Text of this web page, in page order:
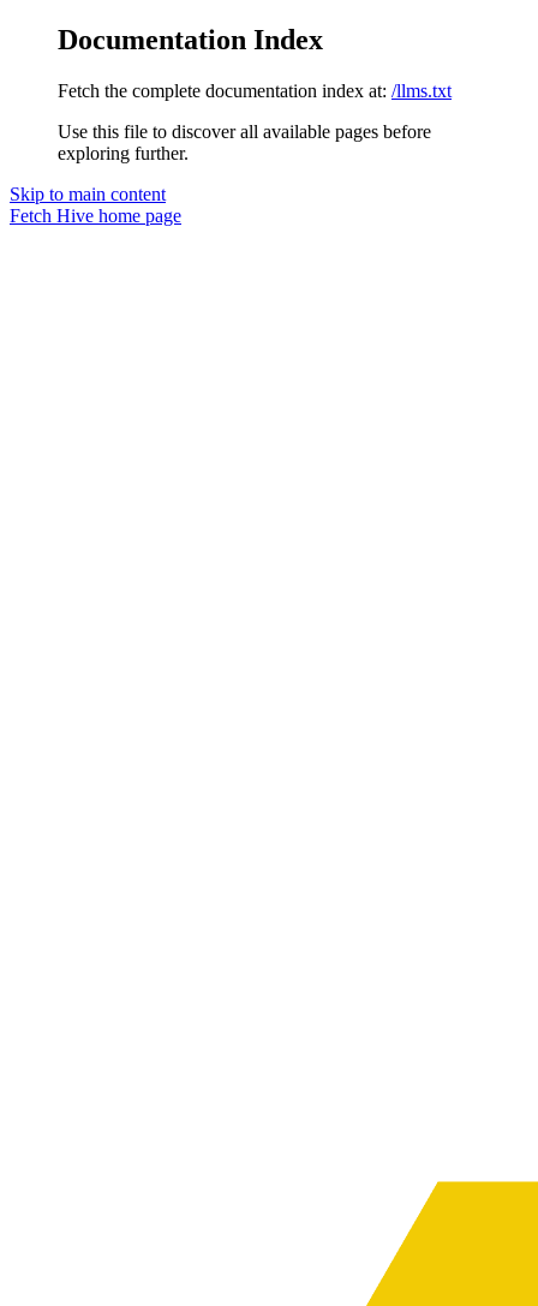
Documentation Index
Fetch the complete documentation index at: /llms.txt
Use this file to discover all available pages before
exploring further.
Skip to main content
Fetch Hive home page